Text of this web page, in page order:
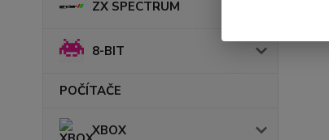
ZX SPECTRUM
8-BIT
POČÍTAČE
XBOX